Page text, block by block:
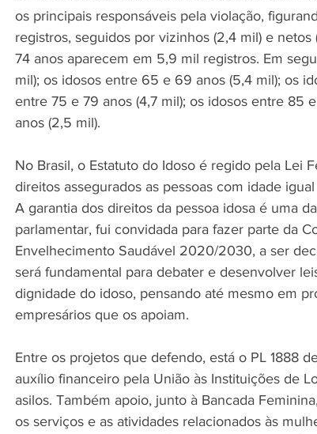
os principais responsáveis pela violação,
registros, seguidos por vizinhos (2,4 mil) e
74 anos aparecem em 5,9 mil registros. Em
mil); os idosos entre 65 e 69 anos (5,4 mil); os
entre 75 e 79 anos (4,7 mil); os idosos entre 85
anos (2,5 mil).
No Brasil, o Estatuto do Idoso é regido pela Lei
direitos assegurados as pessoas com idade
A garantia dos direitos da pessoa idosa é uma
parlamentar, fui convidada para fazer parte da
Envelhecimento Saudável 2020/2030, a ser
será fundamental para debater e desenvolver
dignidade do idoso, pensando até mesmo em
empresários que os apoiam.
Entre os projetos que defendo, está o PL 1888
auxílio financeiro pela União às Instituições de
asilos. Também apoio, junto à Bancada
os serviços e as atividades relacionados às